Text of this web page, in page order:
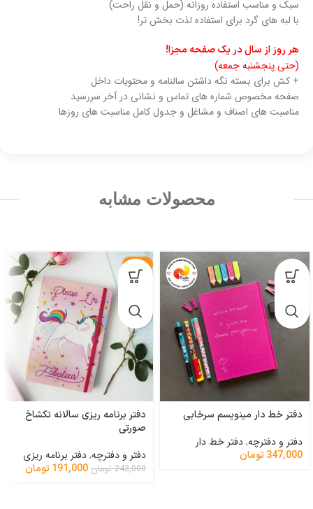
سبک و مناسب استفاده روزانه (حمل و نقل راحت)
با لبه های گرد برای استفاده لذت بخش تر!
هر روز از سال در یک صفحه مجزا!
(حتی پنجشنبه جمعه)
+ کش برای بسته نگه داشتن سالنامه و محتویات داخل
صفحه مخصوص شماره های تماس و نشانی در آخر سررسید
مناسبت های اصناف و مشاغل و جدول کامل مناسبت های روزها
محصولات مشابه
دفتر خط دار مینویسم سرخابی
دفتر و دفترچه,دفتر خط دار
347,000تومان
-21%
دفتر برنامه ریزی سالانه تکشاخ
صورتی
دفتر و دفترچه,دفتر برنامه ریزی
242,000 تومان 191,000تومان